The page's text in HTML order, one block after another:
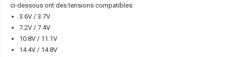
ci-dessous ont des tensions compatibles:
3.6V / 3.7V
7.2V / 7.4V
10.8V / 11.1V
14.4V / 14.8V